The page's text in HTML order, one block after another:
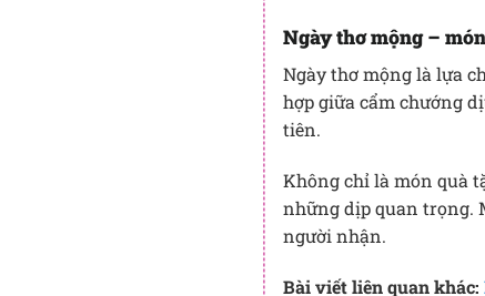
Ngày thơ mộng –
Ngày thơ mộng là lựa
hợp giữa cẩm chướng
tiên.
Không chỉ là món quà
những dịp quan trọng.
người nhận.
Bài viết liên quan khác: